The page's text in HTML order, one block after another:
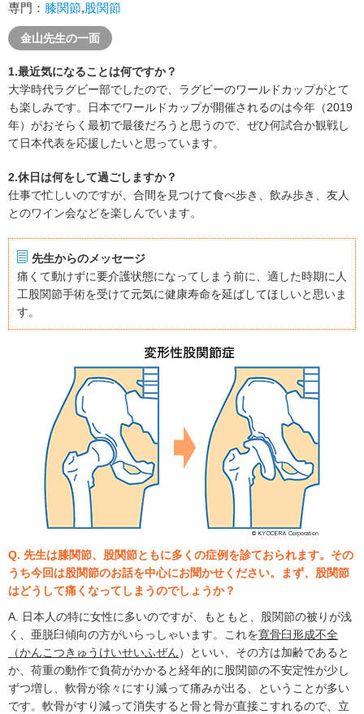
専門： 膝関節,股関節
金山先生の一面
1.最近気になることは何ですか？
大学時代ラグビー部でしたので、ラグビーのワールドカップがとて
も楽しみです。日本でワールドカップが開催されるのは今年（2019
年）がおそらく最初で最後だろうと思うので、ぜひ何試合か観戦し
て日本代表を応援したいと思っています。
2.休日は何をして過ごしますか？
仕事で忙しいのですが、合間を見つけて食べ歩き、飲み歩き、友人
とのワイン会などを楽しんでいます。
先生からのメッセージ
痛くて動けずに要介護状態になってしまう前に、適した時期に人
工股関節手術を受けて元気に健康寿命を延ばしてほしいと思いま
す。
Q. 先生は膝関節、股関節ともに多くの症例を診ておられます。その
うち今回は股関節のお話を中心にお聞かせください。まず、股関節
はどうして痛くなってしまうのでしょうか？
A. 日本人の特に女性に多いのですが、もともと、股関節の被りが浅
く、亜脱臼傾向の方がいらっしゃいます。これを寛骨臼形成不全
（かんこつきゅうけいせいふぜん）といい、その方は加齢であると
か、荷重の動作で負荷がかかると経年的に股関節の不安定性が少し
ずつ増し、軟骨が徐々にすり減って痛みが出る、ということが多い
です。軟骨がすり減って消失すると骨と骨が直接こすれるので、立